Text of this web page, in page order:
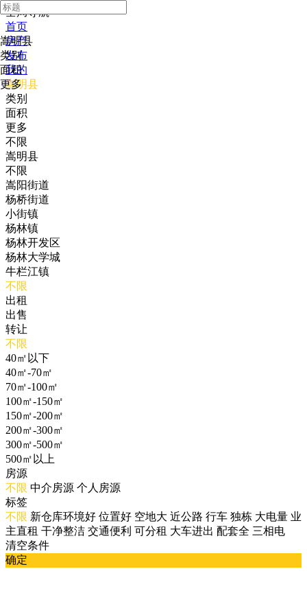
全局导航
首页
房产
发布
我的
嵩明县
类别
面积
更多
嵩明县
类别
面积
更多
不限
嵩明县
不限
嵩阳街道
杨桥街道
小街镇
杨林镇
杨林开发区
杨林大学城
牛栏江镇
不限
出租
出售
转让
不限
40㎡以下
40㎡-70㎡
70㎡-100㎡
100㎡-150㎡
150㎡-200㎡
200㎡-300㎡
300㎡-500㎡
500㎡以上
房源
不限 中介房源 个人房源
标签
不限 新仓库环境好 位置好 空地大 近公路 行车 独栋 大电量 业
主直租 干净整洁 交通便利 可分租 大车进出 配套全 三相电
清空条件
确定